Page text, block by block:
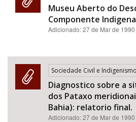
Museu Aberto do
Componente
Adicionado:27 de Mar de 1990
Sociedade Civil e Indigenismo
Diagnostico sobre a
dos Pataxo
Bahia): relatorio final.
Adicionado:27 de Mar de 1990